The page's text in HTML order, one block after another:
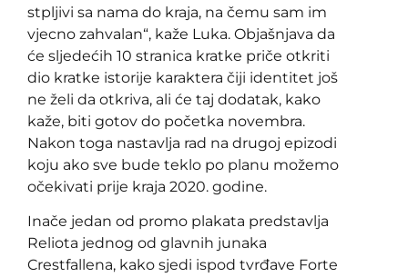
stpljivi sa nama do kraja, na čemu sam im
vjecno zahvalan“, kaže Luka. Objašnjava da
će sljedećih 10 stranica kratke priče otkriti
dio kratke istorije karaktera čiji identitet još
ne želi da otkriva, ali će taj dodatak, kako
kaže, biti gotov do početka novembra.
Nakon toga nastavlja rad na drugoj epizodi
koju ako sve bude teklo po planu možemo
očekivati prije kraja 2020. godine.
Inače jedan od promo plakata predstavlja
Reliota jednog od glavnih junaka
Crestfallena, kako sjedi ispod tvrđave Forte